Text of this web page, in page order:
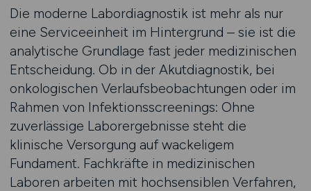
Die moderne Labordiagnostik ist mehr als nur
eine Serviceeinheit im Hintergrund – sie ist die
analytische Grundlage fast jeder medizinischen
Entscheidung. Ob in der Akutdiagnostik, bei
onkologischen Verlaufsbeobachtungen oder im
Rahmen von Infektionsscreenings: Ohne
zuverlässige Laborergebnisse steht die
klinische Versorgung auf wackeligem
Fundament. Fachkräfte in medizinischen
Laboren arbeiten mit hochsensiblen Verfahren,